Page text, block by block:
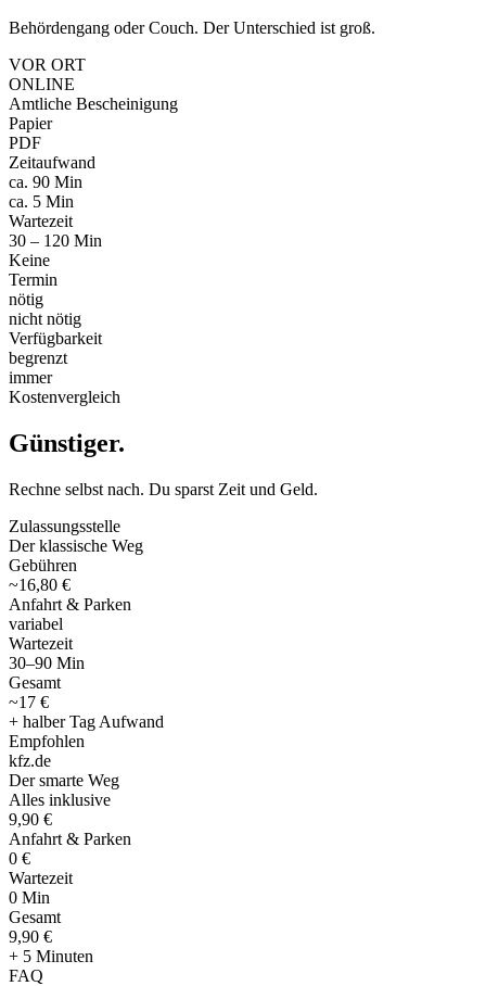
Behördengang oder Couch. Der Unterschied ist groß.
VOR ORT
ONLINE
Amtliche Bescheinigung
Papier
PDF
Zeitaufwand
ca. 90 Min
ca. 5 Min
Wartezeit
30 – 120 Min
Keine
Termin
nötig
nicht nötig
Verfügbarkeit
begrenzt
immer
Kostenvergleich
Günstiger.
Rechne selbst nach. Du sparst Zeit und Geld.
Zulassungsstelle
Der klassische Weg
Gebühren
~16,80 €
Anfahrt & Parken
variabel
Wartezeit
30–90 Min
Gesamt
~17 €
+ halber Tag Aufwand
Empfohlen
kfz.de
Der smarte Weg
Alles inklusive
9,90 €
Anfahrt & Parken
0 €
Wartezeit
0 Min
Gesamt
9,90 €
+ 5 Minuten
FAQ